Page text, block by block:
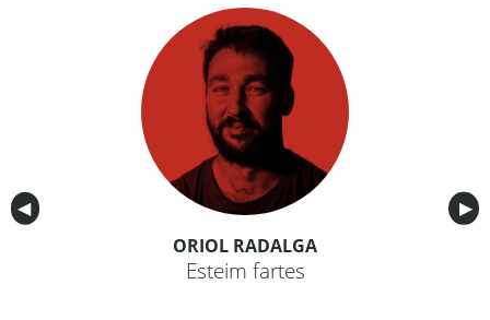
Anterior
◀︎ ▶︎
ORIOL RADALGA
Esteim fartes